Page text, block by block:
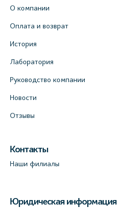
О компании
Оплата и возврат
История
Лаборатория
Руководство компании
Новости
Отзывы
Контакты
Наши филиалы
Юридическая информация